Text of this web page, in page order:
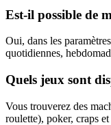
Est-il possible de
Oui, dans les
quotidiennes,
Quels jeux sont
Vous trouverez des
roulette), poker, craps